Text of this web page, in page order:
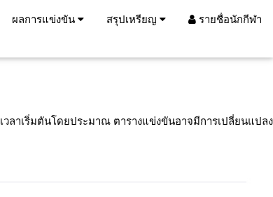
ผลการแข่งขัน สรุปเหรียญ รายชื่อนักกีฬา
เวลาเริ่มตันโดยประมาณ ตารางแข่งขันอาจมีการเปลี่ยนแปลง